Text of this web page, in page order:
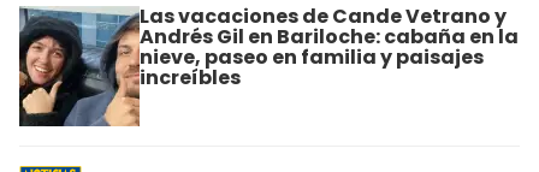
Las vacaciones de Cande Vetrano y
Andrés Gil en Bariloche: cabaña en la
nieve, paseo en familia y paisajes
increíbles